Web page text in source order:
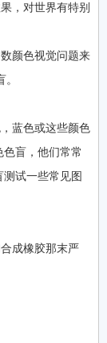
，对世界有特别
颜色视觉问题来
蓝色或这些颜色
盲，他们常常
试一些常见图
成橡胶那末严